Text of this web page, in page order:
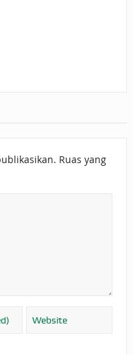
Ruas yang